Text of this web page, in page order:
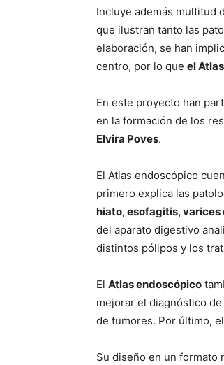
Incluye además multitud
que ilustran tanto las
elaboración, se han
centro, por lo que el
En este proyecto han
en la formación de los
Elvira Poves.
El Atlas endoscópico
primero explica las
hiato, esofagitis,
del aparato digestivo
distintos pólipos y los
El Atlas endoscópico
mejorar el diagnóstico
de tumores. Por último,
Su diseño en un formato